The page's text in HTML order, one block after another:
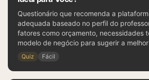
Questionário que recomenda a
adequada baseado no perfil do
fatores como orçamento, necessidades
modelo de negócio para sugerir a
Quiz Fácil